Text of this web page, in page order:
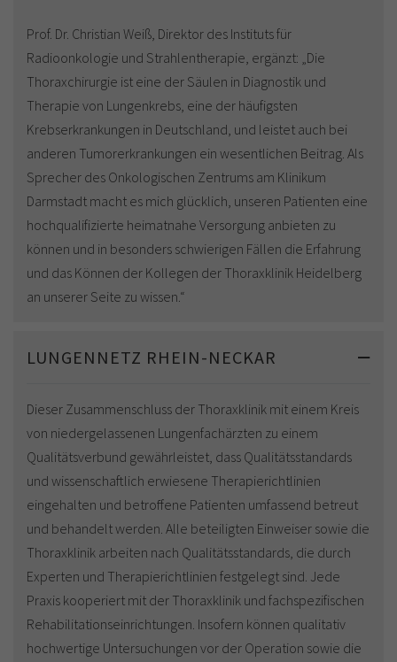
Prof. Dr. Christian Weiß, Direktor des Instituts für
Radioonkologie und Strahlentherapie, ergänzt: „Die
Thoraxchirurgie ist eine der Säulen in Diagnostik und
Therapie von Lungenkrebs, eine der häufigsten
Krebserkrankungen in Deutschland, und leistet auch bei
anderen Tumorerkrankungen ein wesentlichen Beitrag. Als
Sprecher des Onkologischen Zentrums am Klinikum
Darmstadt macht es mich glücklich, unseren Patienten eine
hochqualifizierte heimatnahe Versorgung anbieten zu
können und in besonders schwierigen Fällen die Erfahrung
und das Können der Kollegen der Thoraxklinik Heidelberg
an unserer Seite zu wissen.“
LUNGENNETZ RHEIN-NECKAR
Dieser Zusammenschluss der Thoraxklinik mit einem Kreis
von niedergelassenen Lungenfachärzten zu einem
Qualitätsverbund gewährleistet, dass Qualitätsstandards
und wissenschaftlich erwiesene Therapierichtlinien
eingehalten und betroffene Patienten umfassend betreut
und behandelt werden. Alle beteiligten Einweiser sowie die
Thoraxklinik arbeiten nach Qualitätsstandards, die durch
Experten und Therapierichtlinien festgelegt sind. Jede
Praxis kooperiert mit der Thoraxklinik und fachspezifischen
Rehabilitationseinrichtungen. Insofern können qualitativ
hochwertige Untersuchungen vor der Operation sowie die